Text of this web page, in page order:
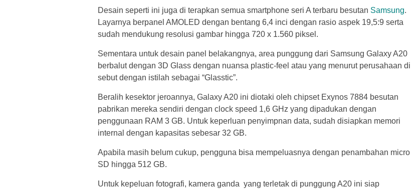
Desain seperti ini juga di terapkan semua smartphone seri A terbaru besutan Samsung.
Layarnya berpanel AMOLED dengan bentang 6,4 inci dengan rasio aspek 19,5:9 serta
sudah mendukung resolusi gambar hingga 720 x 1.560 piksel.
Sementara untuk desain panel belakangnya, area punggung dari Samsung Galaxy A20
berbalut dengan 3D Glass dengan nuansa plastic-feel atau yang menurut perusahaan di
sebut dengan istilah sebagai “Glasstic”.
Beralih kesektor jeroannya, Galaxy A20 ini diotaki oleh chipset Exynos 7884 besutan
pabrikan mereka sendiri dengan clock speed 1,6 GHz yang dipadukan dengan
penggunaan RAM 3 GB. Untuk keperluan penyimpnan data, sudah disiapkan memori
internal dengan kapasitas sebesar 32 GB.
Apabila masih belum cukup, pengguna bisa mempeluasnya dengan penambahan micro
SD hingga 512 GB.
Untuk kepeluan fotografi, kamera ganda yang terletak di punggung A20 ini siap